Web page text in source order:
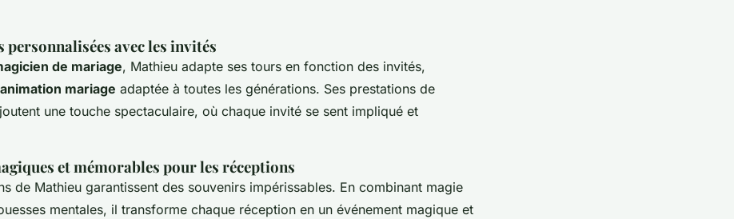
avec les invités
de mariage, Mathieu adapte ses tours en fonction des invités,
animation mariage adaptée à toutes les générations. Ses prestations de
une touche spectaculaire, où chaque invité se sent impliqué et
et mémorables pour les réceptions
de Mathieu garantissent des souvenirs impérissables. En combinant magie
mentales, il transforme chaque réception en un événement magique et